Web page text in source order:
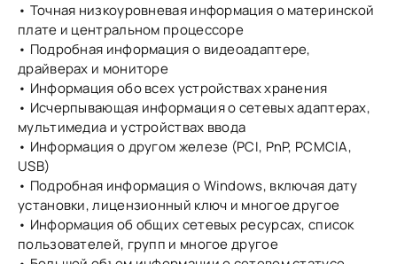
• Точная низкоуровневая информация о материнской
плате и центральном процессоре
• Подробная информация о видеоадаптере,
драйверах и мониторе
• Информация обо всех устройствах хранения
• Исчерпывающая информация о сетевых адаптерах,
мультимедиа и устройствах ввода
• Информация о другом железе (PCI, PnP, PCMCIA,
USB)
• Подробная информация о Windows, включая дату
установки, лицензионный ключ и многое другое
• Информация об общих сетевых ресурсах, список
пользователей, групп и многое другое